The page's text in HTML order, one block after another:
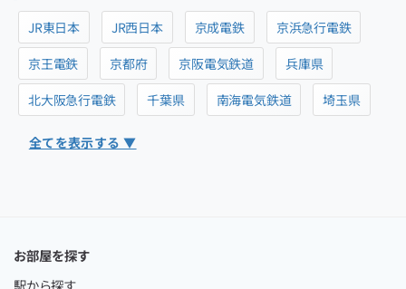
JR東日本 JR西日本 京成電鉄
京浜急行電鉄
京王電鉄
京都府 京阪電気鉄道
兵庫県
北大阪急行電鉄
千葉県 南海電気鉄道 埼玉県
全てを表示する ▼
お部屋を探す
駅から探す